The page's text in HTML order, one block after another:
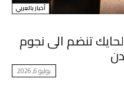
أخبار بالعربي
تنضم الى نجوم
يوليو 6, 2026